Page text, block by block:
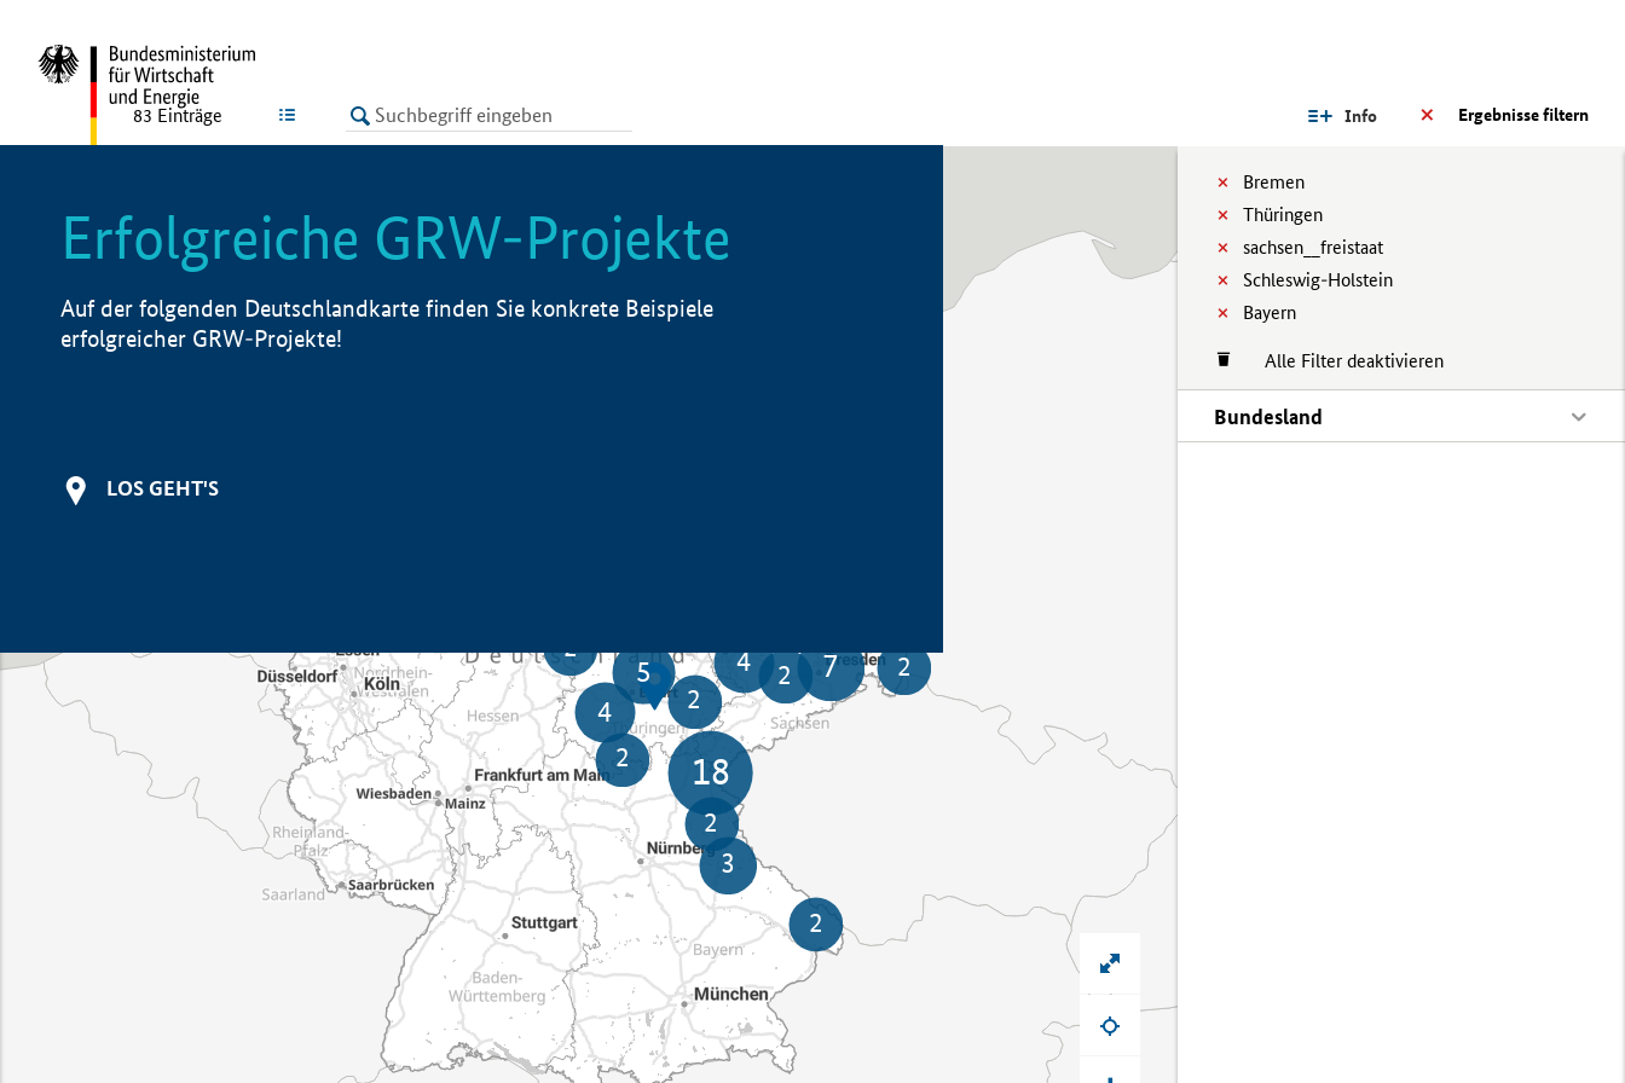
LISTE Ergebnisse filtern
Info
Bremen
Thüringen
sachsen__freistaat
Schleswig-Holstein
Bayern
Alle Filter deaktivieren
Bundesland
83 Einträge
Erfolgreiche GRW-Projekte
Auf der folgenden Deutschlandkarte finden Sie konkrete Beispiele
erfolgreicher GRW-Projekte!
LOS GEHT'S